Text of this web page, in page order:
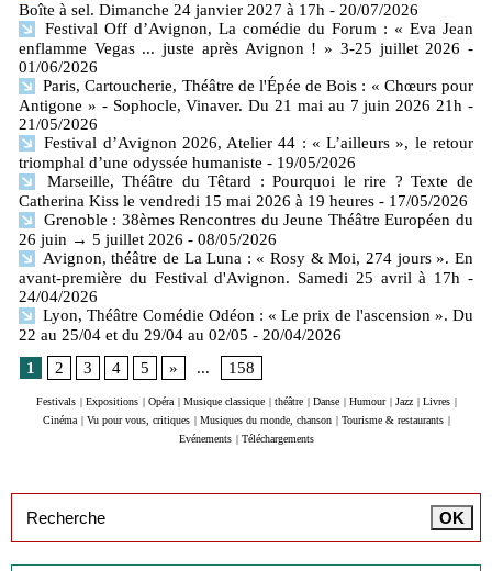
Boîte à sel. Dimanche 24 janvier 2027 à 17h - 20/07/2026
Festival Off d’Avignon, La comédie du Forum : « Eva Jean
enflamme Vegas ... juste après Avignon ! » 3-25 juillet 2026 -
01/06/2026
Paris, Cartoucherie, Théâtre de l'Épée de Bois : « Chœurs pour
Antigone » - Sophocle, Vinaver. Du 21 mai au 7 juin 2026 21h -
21/05/2026
Festival d’Avignon 2026, Atelier 44 : « L’ailleurs », le retour
triomphal d’une odyssée humaniste - 19/05/2026
Marseille, Théâtre du Têtard : Pourquoi le rire ? Texte de
Catherina Kiss le vendredi 15 mai 2026 à 19 heures - 17/05/2026
Grenoble : 38èmes Rencontres du Jeune Théâtre Européen du
26 juin → 5 juillet 2026 - 08/05/2026
Avignon, théâtre de La Luna : « Rosy & Moi, 274 jours ». En
avant-première du Festival d'Avignon. Samedi 25 avril à 17h -
24/04/2026
Lyon, Théâtre Comédie Odéon : « Le prix de l'ascension ». Du
22 au 25/04 et du 29/04 au 02/05 - 20/04/2026
1
2 3 4 5 » ... 158
Festivals Expositions Opéra Musique classique théâtre Danse Humour Jazz Livres
Cinéma
Vu pour vous, critiques Musiques du monde, chanson Tourisme & restaurants
Evénements
Téléchargements